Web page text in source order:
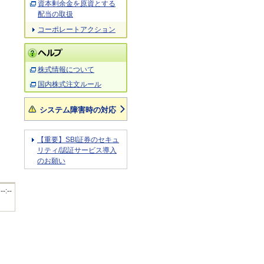
:--
資本剰余金を原資とする
配当の取扱
コーポレートアクション
株式情報について
国内株式注文ルール
システム障害時の対応
【重要】SBI証券のセキュ
リティ/認証サービス導入
のお願い